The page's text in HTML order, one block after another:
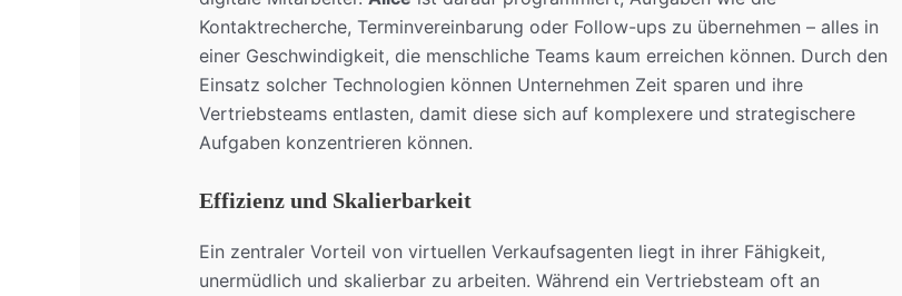
Kontaktrecherche, Terminvereinbarung oder Follow-ups zu übernehmen – alles in
einer Geschwindigkeit, die menschliche Teams kaum erreichen können. Durch den
Einsatz solcher Technologien können Unternehmen Zeit sparen und ihre
Vertriebsteams entlasten, damit diese sich auf komplexere und strategischere
Aufgaben konzentrieren können.
Effizienz und Skalierbarkeit
Ein zentraler Vorteil von virtuellen Verkaufsagenten liegt in ihrer Fähigkeit,
unermüdlich und skalierbar zu arbeiten. Während ein Vertriebsteam oft an